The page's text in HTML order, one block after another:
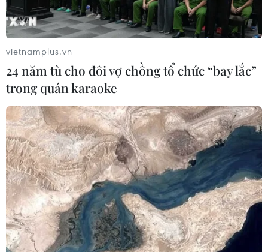
vietnamplus.vn
24 năm tù cho đôi vợ chồng tổ chức “bay lắc”
trong quán karaoke